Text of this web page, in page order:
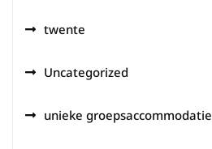
twente
Uncategorized
unieke groepsaccommodatie